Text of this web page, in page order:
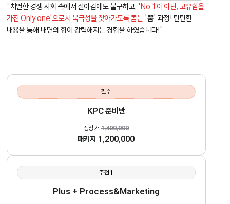
“치열한 경쟁 사회 속에서 살아감에도 불구하고, 'No.1이 아닌, 고유함을
가진 Only one'으로서 북극성을 찾아가도록 돕는 '뿜' 과정! 탄탄한
내용을 통해 내면의 힘이 강력해지는 경험을 하였습니다!”
필수
KPC 준비반
정상가 1,400,000
패키지 1,200,000
추천1
Plus + Process&Marketing